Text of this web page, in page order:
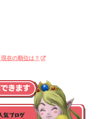
在の順位は？